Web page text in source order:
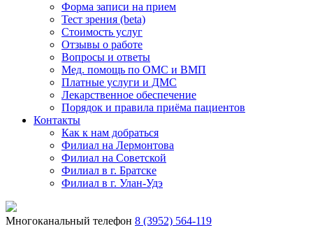
Форма записи на прием
Тест зрения (beta)
Стоимость услуг
Отзывы о работе
Вопросы и ответы
Мед. помощь по ОМС и ВМП
Платные услуги и ДМС
Лекарственное обеспечение
Порядок и правила приёма пациентов
Контакты
Как к нам добраться
Филиал на Лермонтова
Филиал на Советской
Филиал в г. Братске
Филиал в г. Улан-Удэ
Многоканальный телефон 8 (3952) 564-119